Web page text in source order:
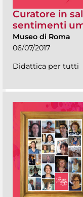
Curatore in
sentimenti
Museo di Roma
06/07/2017
Didattica per tutti